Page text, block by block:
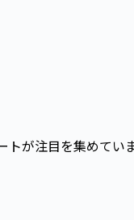
トが注目を集めてい